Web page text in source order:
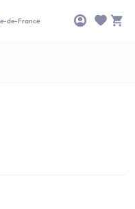
de-France